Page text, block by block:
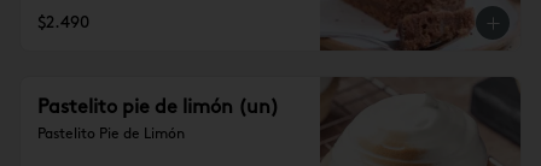
$2.490
Pastelito pie de limón (un)
Pastelito Pie de Limón